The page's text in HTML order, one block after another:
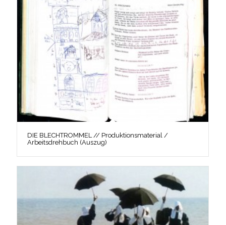
DIE BLECHTROMMEL // Produktionsmaterial /
Arbeitsdrehbuch (Auszug)